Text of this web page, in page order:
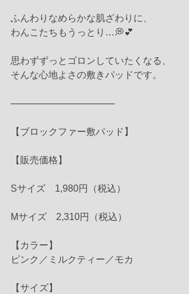
ふんわりなめらかな肌ざわりに、
わんこたちもうっとり…💭💕
思わずずっとゴロンしていたくなる、
そんな心地よさの敷きパッドです。
────────────────
【ブロックファー敷パッド】
【販売価格】
Sサイズ　1,980円（税込）
Mサイズ　2,310円（税込）
【カラー】
ピンク／ミルクティー／モカ
【サイズ】